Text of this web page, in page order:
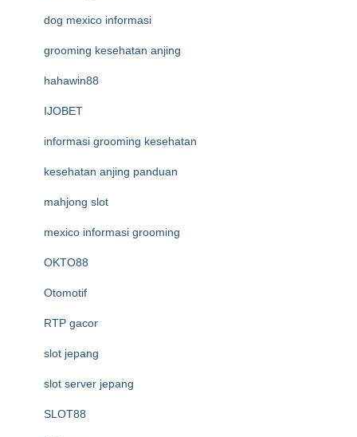
dog mexico informasi
grooming kesehatan anjing
hahawin88
IJOBET
informasi grooming kesehatan
kesehatan anjing panduan
mahjong slot
mexico informasi grooming
OKTO88
Otomotif
RTP gacor
slot jepang
slot server jepang
SLOT88